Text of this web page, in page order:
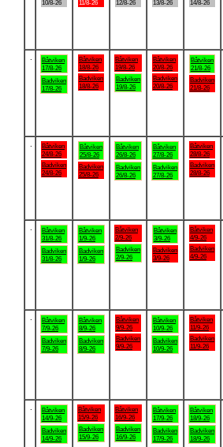
10/8-26
11/8-26
12/8-26
13/8-26
14/8-26
Båtviken
17/8-26
Badviken
17/8-26
Båtviken
18/8-26
Badviken
18/8-26
Båtviken
19/8-26
Badviken
19/8-26
Båtviken
20/8-26
Badviken
20/8-26
Båtviken
21/8-26
Badviken
21/8-26
Båtviken
24/8-26
Badviken
24/8-26
Båtviken
25/8-26
Badviken
25/8-26
Båtviken
26/8-26
Badviken
26/8-26
Båtviken
27/8-26
Badviken
27/8-26
Båtviken
28/8-26
Badviken
28/8-26
Båtviken
31/8-26
Badviken
31/8-26
Båtviken
1/9-26
Badviken
1/9-26
Båtviken
2/9-26
Badviken
2/9-26
Båtviken
3/9-26
Badviken
3/9-26
Båtviken
4/9-26
Badviken
4/9-26
Båtviken
7/9-26
Badviken
7/9-26
Båtviken
8/9-26
Badviken
8/9-26
Båtviken
9/9-26
Badviken
9/9-26
Båtviken
10/9-26
Badviken
10/9-26
Båtviken
11/9-26
Badviken
11/9-26
Båtviken
14/9-26
Badviken
14/9-26
Båtviken
15/9-26
Badviken
15/9-26
Båtviken
16/9-26
Badviken
16/9-26
Båtviken
17/9-26
Badviken
17/9-26
Båtviken
18/9-26
Badviken
18/9-26